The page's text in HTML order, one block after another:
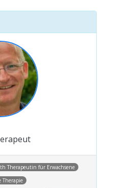
Therapeutin für Erwachsene
Therapie